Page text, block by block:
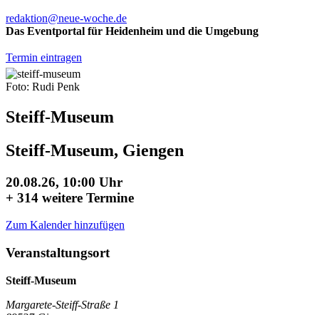
redaktion@neue-woche.de
Das Eventportal für Heidenheim und die Umgebung
Termin eintragen
Foto: Rudi Penk
Steiff-Museum
Steiff-Museum, Giengen
20.08.26, 10:00 Uhr
+ 314 weitere Termine
Zum Kalender hinzufügen
Veranstaltungsort
Steiff-Museum
Margarete-Steiff-Straße 1